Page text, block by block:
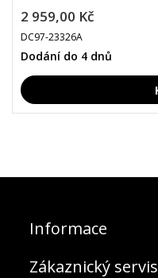
2 959,00 Kč
DC97-23326A
Dodání do 4 dnů
Informace
Zákaznický servis